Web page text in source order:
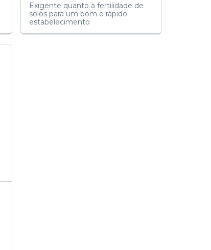
Exigente quanto à fertilidade de
solos para um bom e rápido
estabelecimento